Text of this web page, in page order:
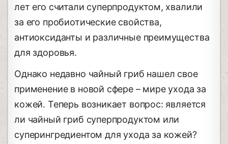
лет его считали суперпродуктом, хвалили
за его пробиотические свойства,
антиоксиданты и различные преимущества
для здоровья.
Однако недавно чайный гриб нашел свое
применение в новой сфере – мире ухода за
кожей. Теперь возникает вопрос: является
ли чайный гриб суперпродуктом или
суперингредиентом для ухода за кожей?